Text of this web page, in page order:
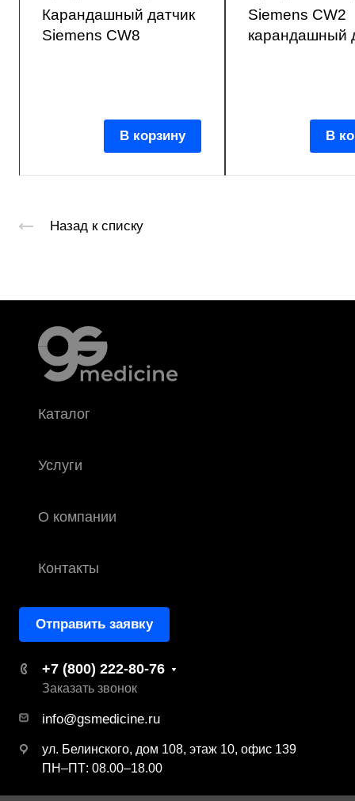
Карандашный датчик
Siemens CW8
В корзину
Siemens CW2
карандашный
В
Назад к списку
Каталог
Услуги
О компании
Контакты
Отправить заявку
+7 (800) 222-80-76
Заказать звонок
info@gsmedicine.ru
ул. Белинского, дом 108, этаж 10, офис 139
ПН–ПТ: 08.00–18.00